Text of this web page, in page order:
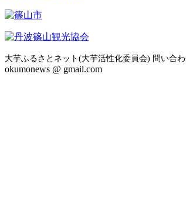
大芋ふるさとネット(大芋活性化委員会) 問い合
okumonews @ gmail.com